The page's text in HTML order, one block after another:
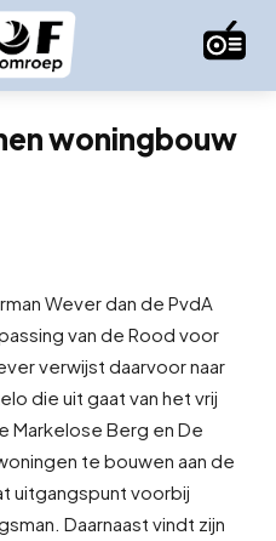
woningbouw
Wever dan de PvdA
van de Rood voor
verwijst daarvoor naar
die uit gaat van het vrij
Markelose Berg en De
te bouwen aan de
uitgangspunt voorbij
Daarnaast vindt zijn